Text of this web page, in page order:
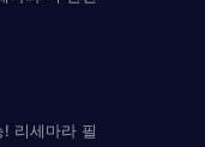
리세마라 필